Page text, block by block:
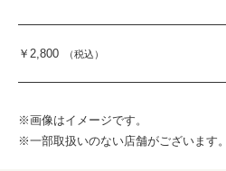
￥2,800 （税込）
※画像はイメージです。
※一部取扱いのない店舗がございます。